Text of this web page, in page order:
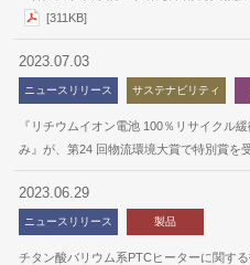
[311KB]
2023.07.03
ニュースリリース サステナビリティ
『リチウムイオン電池 100％リサイクル
み』が、第24 回物流環境大賞で特別賞を
2023.06.29
ニュースリリース 製品
チタン酸バリウム系PTCヒーターに関す